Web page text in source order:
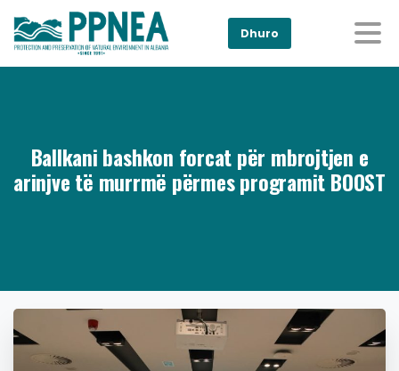
Dhuro
Ballkani bashkon forcat për mbrojtjen e
arinjve të murrmë përmes programit BOOST